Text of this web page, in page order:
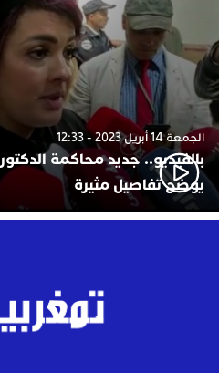
الجمعة 14 أبريل 2023 - 12:33
بالفيديو.. جديد محاكمة
يوضح تفاصيل مثيرة